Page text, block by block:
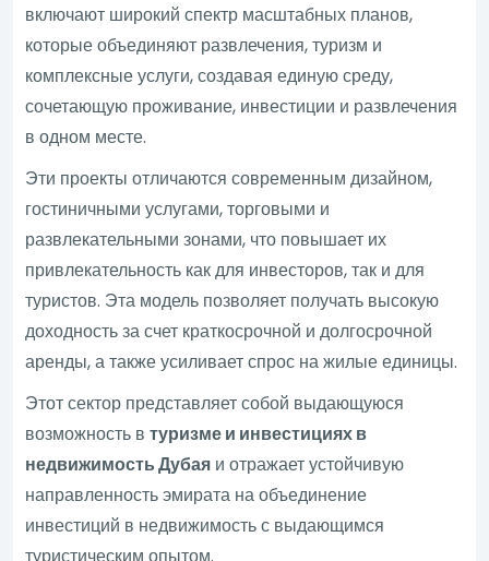
включают широкий спектр масштабных планов,
которые объединяют развлечения, туризм и
комплексные услуги, создавая единую среду,
сочетающую проживание, инвестиции и развлечения
в одном месте.
Эти проекты отличаются современным дизайном,
гостиничными услугами, торговыми и
развлекательными зонами, что повышает их
привлекательность как для инвесторов, так и для
туристов. Эта модель позволяет получать высокую
доходность за счет краткосрочной и долгосрочной
аренды, а также усиливает спрос на жилые единицы.
Этот сектор представляет собой выдающуюся
возможность втуризме и инвестициях в
недвижимость Дубая и отражает устойчивую
направленность эмирата на объединение
инвестиций в недвижимость с выдающимся
туристическим опытом.